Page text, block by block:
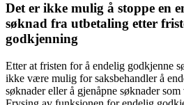
Det er ikke mulig å stoppe en
søknad fra utbetaling etter
godkjenning
Etter at fristen for å endelig godkjenne
ikke være mulig for saksbehandler å
søknader eller å gjenåpne søknader